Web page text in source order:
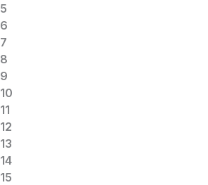
5
6
7
8
9
10
11
12
13
14
15